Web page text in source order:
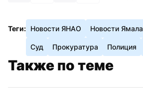
Теги: Новости ЯНАО Новости Ямала
Суд Прокуратура Полиция
Также по теме